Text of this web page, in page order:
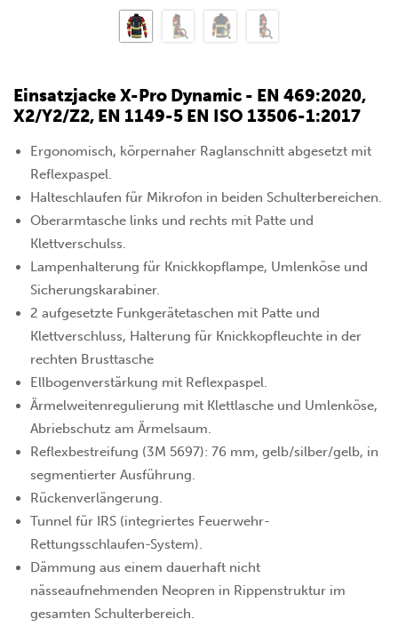
Einsatzjacke X-Pro Dynamic - EN 469:2020,
X2/Y2/Z2, EN 1149-5 EN ISO 13506-1:2017
Ergonomisch, körpernaher Raglanschnitt abgesetzt mit
Reflexpaspel.
Halteschlaufen für Mikrofon in beiden Schulterbereichen.
Oberarmtasche links und rechts mit Patte und
Klettverschulss.
Lampenhalterung für Knickkopflampe, Umlenköse und
Sicherungskarabiner.
2 aufgesetzte Funkgerätetaschen mit Patte und
Klettverschluss, Halterung für Knickkopfleuchte in der
rechten Brusttasche
Ellbogenverstärkung mit Reflexpaspel.
Ärmelweitenregulierung mit Klettlasche und Umlenköse,
Abriebschutz am Ärmelsaum.
Reflexbestreifung (3M 5697): 76 mm, gelb/silber/gelb, in
segmentierter Ausführung.
Rückenverlängerung.
Tunnel für IRS (integriertes Feuerwehr-
Rettungsschlaufen-System).
Dämmung aus einem dauerhaft nicht
nässeaufnehmenden Neopren in Rippenstruktur im
gesamten Schulterbereich.